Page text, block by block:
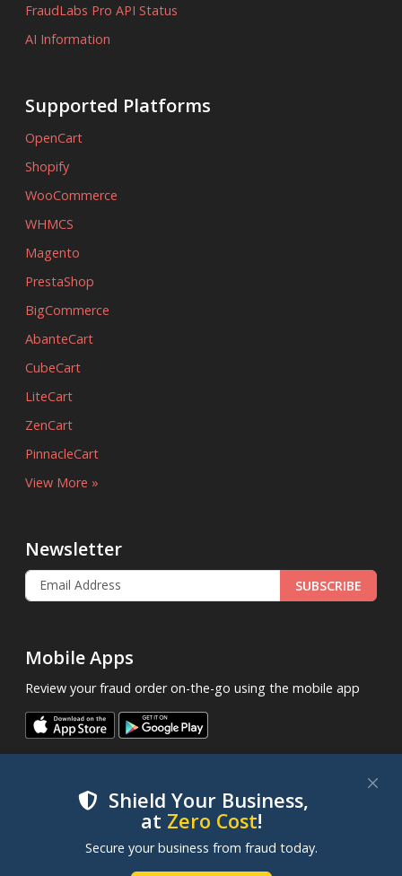
Shield Your Business,
at Zero Cost!
Secure your business from fraud today.
FraudLabs Pro API Status
AI Information
Supported Platforms
OpenCart
Shopify
WooCommerce
WHMCS
Magento
PrestaShop
BigCommerce
AbanteCart
CubeCart
LiteCart
ZenCart
PinnacleCart
View More »
Newsletter
SUBSCRIBE
Mobile Apps
Review your fraud order on-the-go using the mobile app
© 2013 - 2026 FraudLabsPro.com.All Rights Reserved.
We use cookies to improve your experience on our
websites. By clicking "Accept Cookies", you consent to